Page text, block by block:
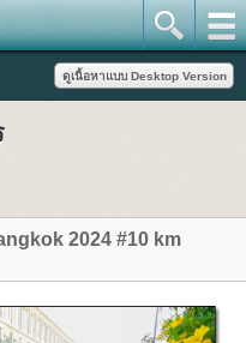
2024 #10 km